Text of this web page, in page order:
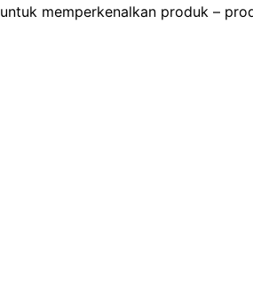
memperkenalkan produk –